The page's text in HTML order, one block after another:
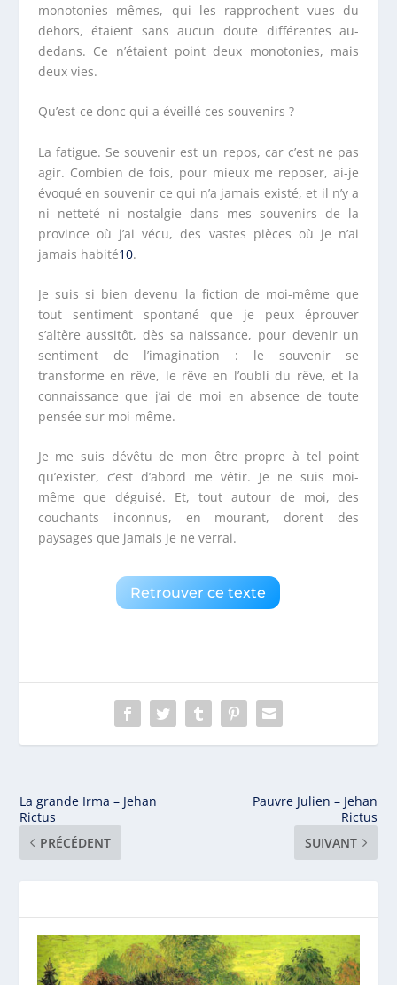
monotonies mêmes, qui les rapprochent vues du
dehors, étaient sans aucun doute différentes au-
dedans. Ce n’étaient point deux monotonies, mais
deux vies.
Qu’est-ce donc qui a éveillé ces souvenirs ?
La fatigue. Se souvenir est un repos, car c’est ne pas
agir. Combien de fois, pour mieux me reposer, ai-je
évoqué en souvenir ce qui n’a jamais existé, et il n’y a
ni netteté ni nostalgie dans mes souvenirs de la
province où j’ai vécu, des vastes pièces où je n’ai
jamais habité10.
Je suis si bien devenu la fiction de moi-même que
tout sentiment spontané que je peux éprouver
s’altère aussitôt, dès sa naissance, pour devenir un
sentiment de l’imagination : le souvenir se
transforme en rêve, le rêve en l’oubli du rêve, et la
connaissance que j’ai de moi en absence de toute
pensée sur moi-même.
Je me suis dévêtu de mon être propre à tel point
qu’exister, c’est d’abord me vêtir. Je ne suis moi-
même que déguisé. Et, tout autour de moi, des
couchants inconnus, en mourant, dorent des
paysages que jamais je ne verrai.
Retrouver ce texte
La grande Irma – Jehan
Rictus
PRÉCÉDENT
Pauvre Julien – Jehan
Rictus
SUIVANT